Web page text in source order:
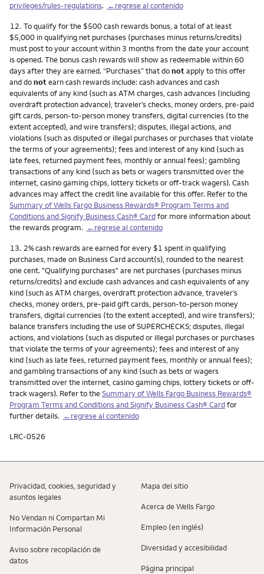
privileges/rules-regulations. ←regrese al contenido
Nota
12. To qualify for the $500 cash rewards bonus, a total of at least
$5,000 in qualifying net purchases (purchases minus returns/credits)
must post to your account within 3 months from the date your account
is opened. The bonus cash rewards will show as redeemable within 60
days after they are earned. “Purchases” that donotapply to this offer
and donotearn cash rewards include: cash advances and cash
equivalents of any kind (such as ATM charges, cash advances (including
overdraft protection advance), traveler’s checks, money orders, pre-paid
gift cards, person-to-person money transfers, digital currencies (to the
extent accepted), and wire transfers); disputes, illegal actions, and
violations (such as disputed or illegal purchases or purchases that violate
the terms of your agreements); fees and interest of any kind (such as
late fees, returned payment fees, monthly or annual fees); gambling
transactions of any kind (such as bets or wagers transmitted over the
internet, casino gaming chips, lottery tickets or off-track wagers). Cash
advances may affect the credit line available for this offer. Refer to the
Summary of Wells Fargo Business Rewards® Program Terms and
Conditions and Signify Business Cash® Cardfor more information about
the rewards program. ←regrese al contenido
Nota
13. 2% cash rewards are earned for every $1 spent in qualifying
purchases, made on Business Card account(s), rounded to the nearest
one cent. "Qualifying purchases" are net purchases (purchases minus
returns/credits) and exclude cash advances and cash equivalents of any
kind (such as ATM charges, overdraft protection advance, traveler’s
checks, money orders, pre-paid gift cards, person-to-person money
transfers, digital currencies (to the extent accepted), and wire transfers);
balance transfers including the use of SUPERCHECKS; disputes, illegal
actions, and violations (such as disputed or illegal purchases or purchases
that violate the terms of your agreements); fees and interest of any
kind (such as late fees, returned payment fees, monthly or annual fees);
and gambling transactions of any kind (such as bets or wagers
transmitted over the internet, casino gaming chips, lottery tickets or off-
track wagers). Refer to theSummary of Wells Fargo Business Rewards®
Program Terms and Conditions and Signify Business Cash® Cardfor
further details. ←regrese al contenido
LRC-0526
Privacidad, cookies, seguridad y
asuntos legales
No Vendan ni Compartan Mi
Información Personal
Aviso sobre recopilaciؚón de
datos
Mapa del sitio
Acerca de Wells Fargo
Empleo (en inglés)
Diversidad y accesibilidad
Página principal